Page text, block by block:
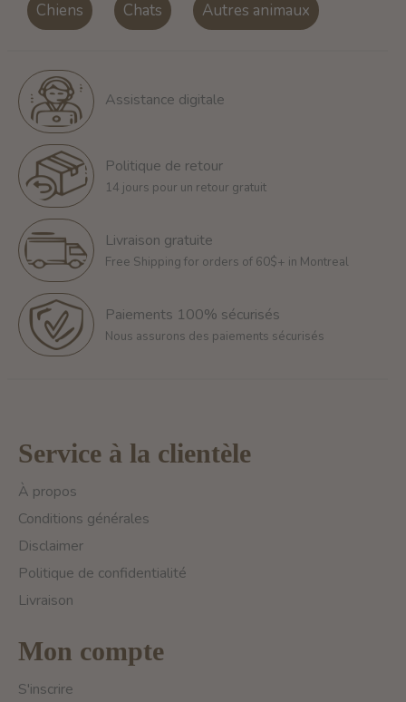
Chiens Chats Autres animaux
Assistance digitale
Politique de retour
14 jours pour un retour gratuit
Livraison gratuite
Free Shipping for orders of 60$+ in Montreal
Paiements 100% sécurisés
Nous assurons des paiements sécurisés
Service à la clientèle
À propos
Conditions générales
Disclaimer
Politique de confidentialité
Livraison
Mon compte
S'inscrire